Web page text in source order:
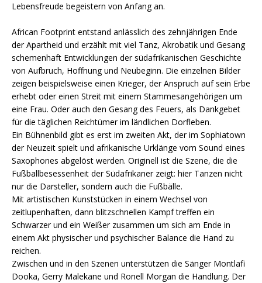
Lebensfreude begeistern von Anfang an.
African Footprint entstand anlässlich des zehnjährigen Ende
der Apartheid und erzählt mit viel Tanz, Akrobatik und Gesang
schemenhaft Entwicklungen der südafrikanischen Geschichte
von Aufbruch, Hoffnung und Neubeginn. Die einzelnen Bilder
zeigen beispielsweise einen Krieger, der Anspruch auf sein Erbe
erhebt oder einen Streit mit einem Stammesangehörigen um
eine Frau. Oder auch den Gesang des Feuers, als Dankgebet
für die täglichen Reichtümer im ländlichen Dorfleben.
Ein Bühnenbild gibt es erst im zweiten Akt, der im Sophiatown
der Neuzeit spielt und afrikanische Urklänge vom Sound eines
Saxophones abgelöst werden. Originell ist die Szene, die die
Fußballbesessenheit der Südafrikaner zeigt: hier Tanzen nicht
nur die Darsteller, sondern auch die Fußbälle.
Mit artistischen Kunststücken in einem Wechsel von
zeitlupenhaften, dann blitzschnellen Kampf treffen ein
Schwarzer und ein Weißer zusammen um sich am Ende in
einem Akt physischer und psychischer Balance die Hand zu
reichen.
Zwischen und in den Szenen unterstützen die Sänger Montlafi
Dooka, Gerry Malekane und Ronell Morgan die Handlung. Der